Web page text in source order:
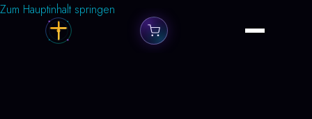
Zum Hauptinhalt springen